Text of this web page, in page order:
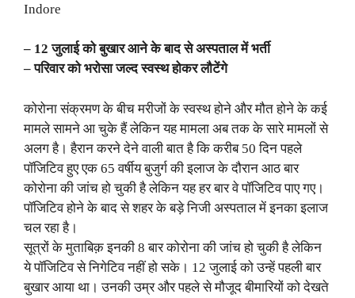
Indore
– 12 जुलाई को बुखार आने के बाद से अस्पताल में भर्ती
– परिवार को भरोसा जल्द स्वस्थ होकर लौटेंगे
कोरोना संक्रमण के बीच मरीजों के स्वस्थ होने और मौत होने के कई
मामले सामने आ चुके हैं लेकिन यह मामला अब तक के सारे मामलों से
अलग है। हैरान करने देने वाली बात है कि करीब 50 दिन पहले
पॉजिटिव हुए एक 65 वर्षीय बुजुर्ग की इलाज के दौरान आठ बार
कोरोना की जांच हो चुकी है लेकिन यह हर बार वे पॉजिटिव पाए गए।
पॉजिटिव होने के बाद से शहर के बड़े निजी अस्पताल में इनका इलाज
चल रहा है।
सूत्रों के मुताबिक़ इनकी 8 बार कोरोना की जांच हो चुकी है लेकिन
ये पॉजिटिव से निगेटिव नहीं हो सके। 12 जुलाई को उन्हें पहली बार
बुखार आया था। उनकी उम्र और पहले से मौजूद बीमारियों को देखते